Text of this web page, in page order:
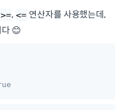
>=, <= 연산자를 사용했는데,
😊